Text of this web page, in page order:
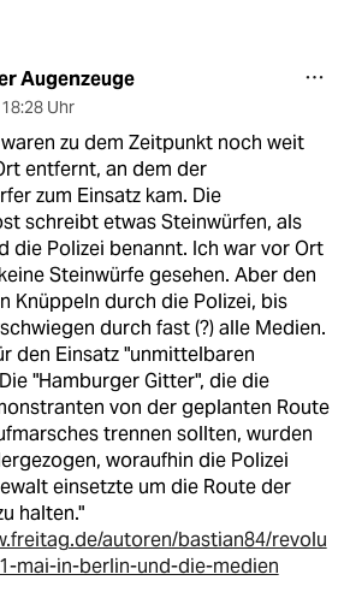
Augenzeuge
18:28 Uhr
zu dem Zeitpunkt noch weit
entfernt, an dem der
zum Einsatz kam. Die
schreibt etwas Steinwürfen, als
die Polizei benannt. Ich war vor Ort
Steinwürfe gesehen. Aber den
Knüppeln durch die Polizei, bis
durch fast (?) alle Medien.
den Einsatz "unmittelbaren
"Hamburger Gitter", die die
von der geplanten Route
trennen sollten, wurden
woraufhin die Polizei
einsetzte um die Route der
halten."
autoren/bastian84/revolu
mai-in-berlin-und-die-medien